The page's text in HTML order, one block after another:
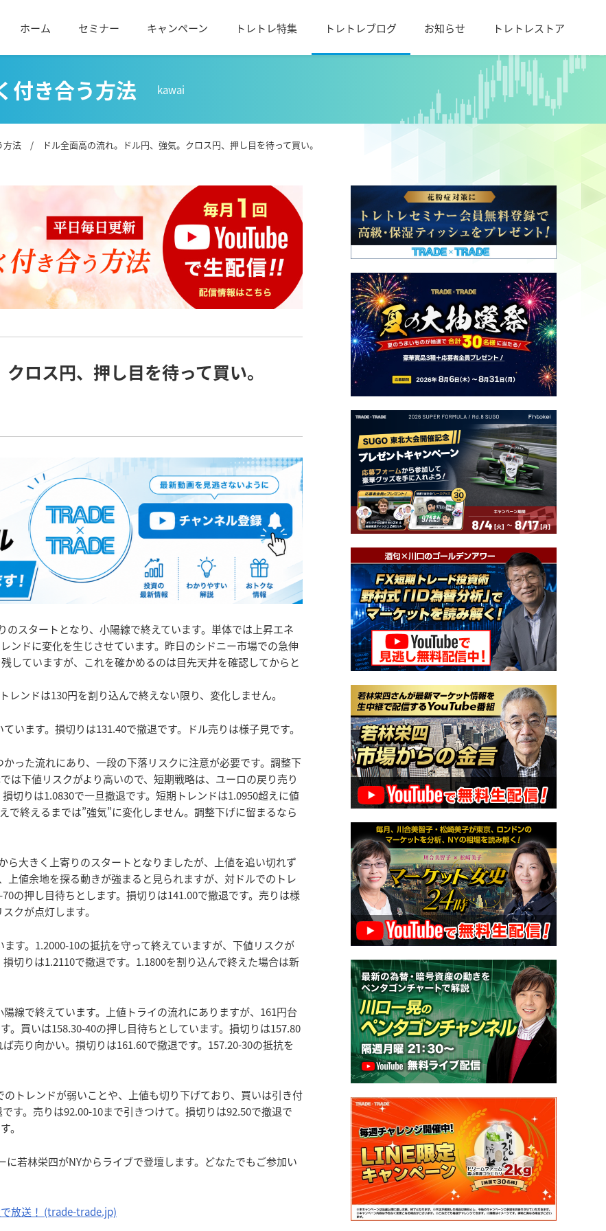
ホーム セミナー キャンペーン トレトレ特集 トレトレブログ お知らせ トレトレストア
付き合う方法 kawai
方法 / ドル全面高の流れ。ドル円、強気。クロス円、押し目を待って買い。
ロス円、押し目を待って買い。
スタートとなり、小陽線で終えています。単体では上昇エネ
ンドに変化を生じさせています。昨日のシドニー市場での急伸
していますが、これを確かめるのは目先天井を確認してからと
ンドは130円を割り込んで終えない限り、変化しません。
います。損切りは131.40で撤退です。ドル売りは様子見です。
った流れにあり、一段の下落リスクに注意が必要です。調整下
は下値リスクがより高いので、短期戦略は、ユーロの戻り売り
切りは1.0830で一旦撤退です。短期トレンドは1.0950超えに値
で終えるまでは”強気”に変化しません。調整下げに留まるなら
大きく上寄りのスタートとなりましたが、上値を追い切れず
上値余地を探る動きが強まると見られますが、対ドルでのトレ
の押し目待ちとします。損切りは141.00で撤退です。売りは様
クが点灯します。
す。1.2000-10の抵抗を守って終えていますが、下値リスクが
切りは1.2110で撤退です。1.1800を割り込んで終えた場合は新
線で終えています。上値トライの流れにありますが、161円台
。買いは158.30-40の押し目待ちとしています。損切りは157.80
売り向かい。損切りは161.60で撤退です。157.20-30の抵抗を
トレンドが弱いことや、上値も切り下げており、買いは引き付
す。売りは92.00-10まで引きつけて。損切りは92.50で撤退で
。
若林栄四がNYからライブで登壇します。どなたでもご参加い
放送！ (trade-trade.jp)